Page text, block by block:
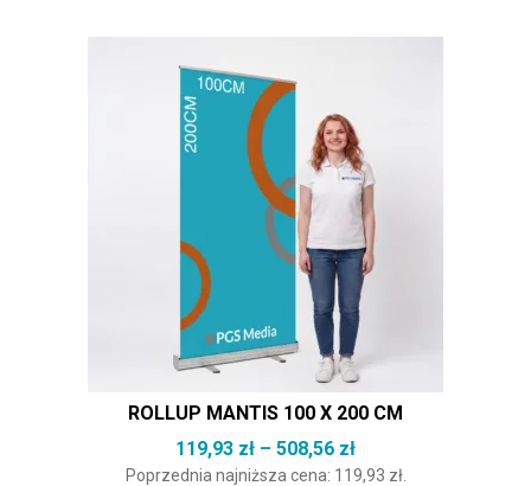
ROLLUP MANTIS 100 X 200 CM
119,93 zł – 508,56 złZakres cen: od
Poprzednia najniższa cena: 119,93 zł.